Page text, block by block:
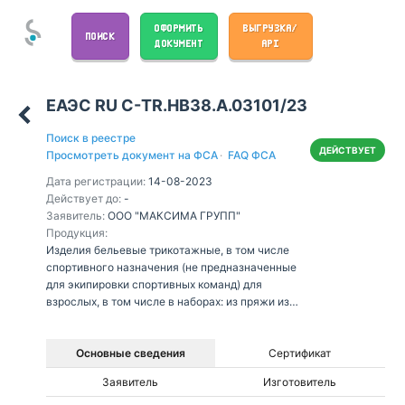
ПОИСК
ОФОРМИТЬ
ДОКУМЕНТ
ВЫГРУЗКА/
API
ЕАЭС RU С-TR.НВ38.А.03101/23
Поиск в реестре
Просмотреть документ на ФСА · FAQ ФСА
Дата регистрации: 14-08-2023
Действует до: -
Заявитель: ООО "МАКСИМА ГРУПП"
Продукция:
Изделия бельевые трикотажные, в том числе
спортивного назначения (не предназначенные
для экипировки спортивных команд) для
взрослых, в том числе в наборах: из пряжи из
синтетической пряжи, из пряжи из
искусственных волокон, из пряжи из смеси
синтетических и искусственных волокон (нитей),
ДЕЙСТВУЕТ
Основные сведения Сертификат
Заявитель Изготовитель